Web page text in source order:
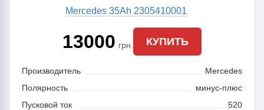
Mercedes 35Ah 2305410001
13000 грн. КУПИТЬ
Производитель
Mercedes
Полярность
минус-плюс
Пусковой ток
520